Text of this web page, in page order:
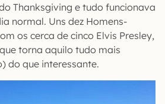
Thanksgiving e tudo funcionava
normal. Uns dez Homens-
os cerca de cinco Elvis Presley,
torna aquilo tudo mais
do que interessante.